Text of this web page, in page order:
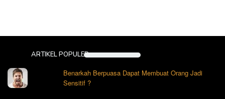
ARTIKEL POPULER
Benarkah Berpuasa Dapat Membuat Orang Jadi
Sensitif ?